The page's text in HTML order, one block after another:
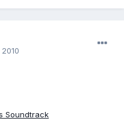
Soundtrack